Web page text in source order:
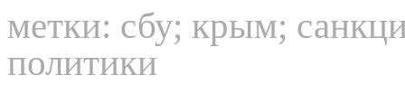
метки: сбу; крым;
политики